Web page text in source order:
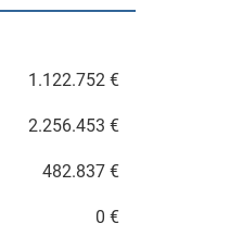
1.122.752 €
2.256.453 €
482.837 €
0 €